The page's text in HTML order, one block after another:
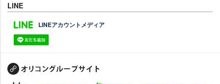
LINE
LINEアカウントメディア